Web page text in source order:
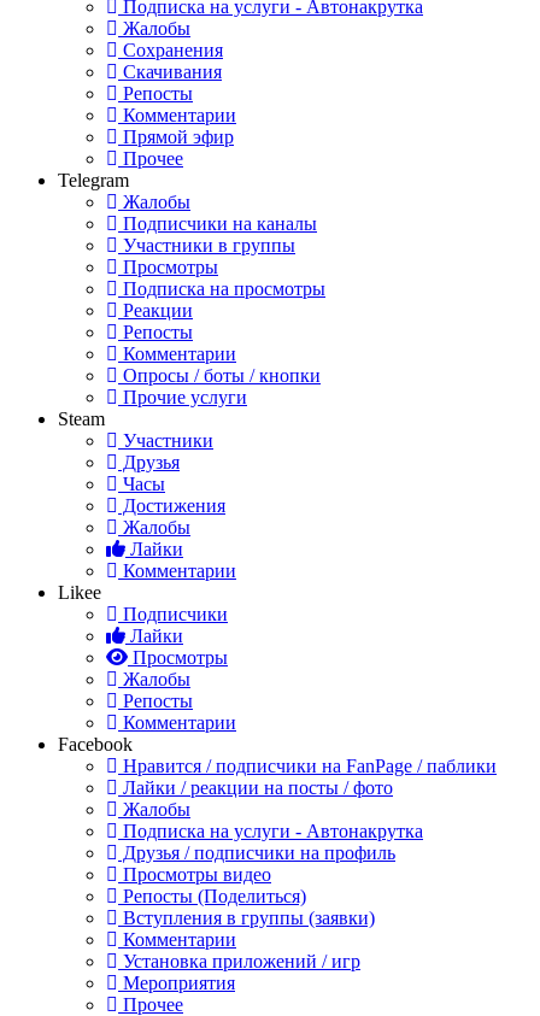
Подписка на услуги - Автонакрутка
Жалобы
Сохранения
Скачивания
Репосты
Комментарии
Прямой эфир
Прочее
Telegram
Жалобы
Подписчики на каналы
Участники в группы
Просмотры
Подписка на просмотры
Реакции
Репосты
Комментарии
Опросы / боты / кнопки
Прочие услуги
Steam
Участники
Друзья
Часы
Достижения
Жалобы
Лайки
Комментарии
Likee
Подписчики
Лайки
Просмотры
Жалобы
Репосты
Комментарии
Facebook
Нравится / подписчики на FanPage / паблики
Лайки / реакции на посты / фото
Жалобы
Подписка на услуги - Автонакрутка
Друзья / подписчики на профиль
Просмотры видео
Репосты (Поделиться)
Вступления в группы (заявки)
Комментарии
Установка приложений / игр
Мероприятия
Прочее